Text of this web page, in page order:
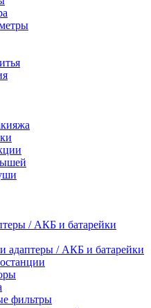
/ АКБ и батарейки
адаптеры / АКБ и батарейки
фильтры